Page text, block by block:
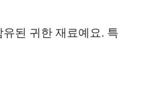
된 귀한 재료예요. 특